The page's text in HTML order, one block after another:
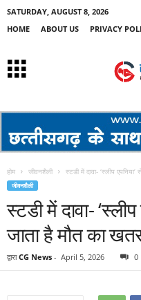
SATURDAY, AUGUST 8, 2026
HOME
ABOUT US PRIVACY
होम जीवनशैली स्टडी में दावा- ‘स्लीप
जीवनशैली
स्टडी में दावा-
जाता है मौत का
द्वारा CG News - April 5, 2026 0